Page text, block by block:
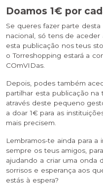
Doamos 1€ por
Se queres fazer parte
nacional, só tens de aceder
esta publicação nos teus
oTorreshopping estará a
COmVIDas.
Depois, podes também
partilhar esta publicação na
através deste pequeno
a doar 1€ para as
mais precisem.
Lembramos-te ainda para
sempre os teus amigos,
ajudando a criar uma onda
sorrisos e esperança aos
estás à espera?